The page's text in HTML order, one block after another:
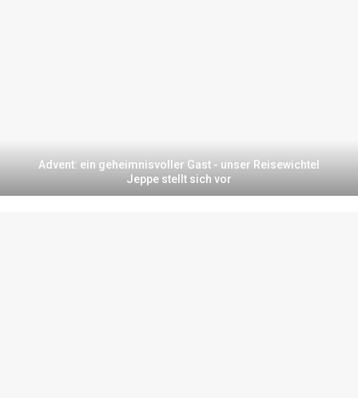
Advent: ein geheimnisvoller Gast - unser Reisewichtel
Jeppe stellt sich vor